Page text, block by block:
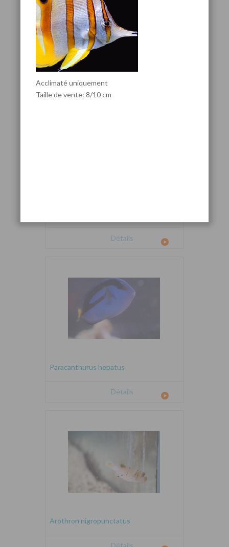
Canthigaster valentini
Détails
Paracanthurus hepatus
Détails
Arothron nigropunctatus
Détails
Acclimaté uniquement
Taille de vente: 8/10 cm